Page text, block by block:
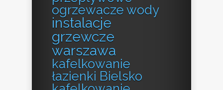
ogrzewacze wody
instalacje
grzewcze
warszawa
kafelkowanie
łazienki Bielsko